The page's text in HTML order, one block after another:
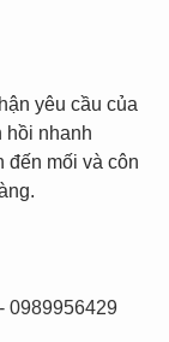
yêu cầu của
hồi nhanh
đến mối và côn
0989956429